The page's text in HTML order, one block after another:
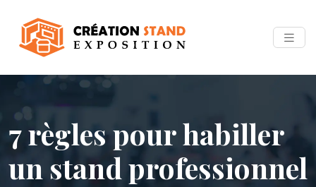
7 règles pour habiller
un stand professionnel